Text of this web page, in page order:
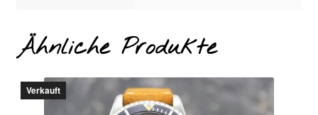
Ähnliche Produkte
Verkauft